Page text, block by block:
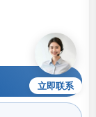
立即联系